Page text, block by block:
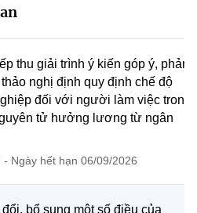
lượng
chất lượng
thu giải trình ý kiến góp ý, phản
nghị định quy định chế độ
đối với người làm việc trong
tử hưởng lương từ ngân
Ngày hết hạn 06/09/2026
bổ sung một số điều của